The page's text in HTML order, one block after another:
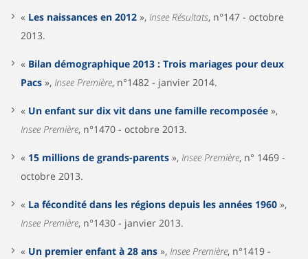
« Les naissances en 2012 », Insee Résultats, n°147 - octobre
2013.
« Bilan démographique 2013 : Trois mariages pour deux
Pacs », Insee Première, n°1482 - janvier 2014.
« Un enfant sur dix vit dans une famille recomposée »,
Insee Première, n°1470 - octobre 2013.
« 15 millions de grands-parents », Insee Première, n° 1469 -
octobre 2013.
« La fécondité dans les régions depuis les années 1960 »,
Insee Première, n°1430 - janvier 2013.
« Un premier enfant à 28 ans », Insee Première, n°1419 -